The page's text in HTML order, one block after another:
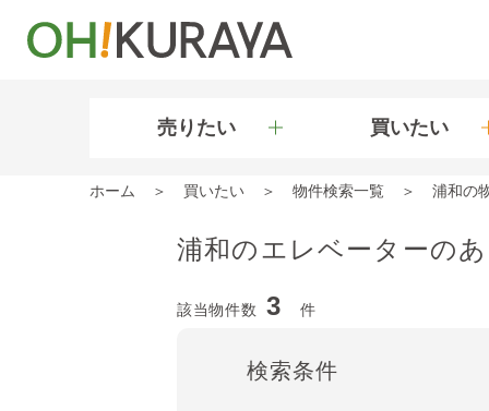
売りたい 買いたい
ホーム 買いたい 物件検索一覧 浦和の
浦和のエレベーターの
該当物件数 3 件
検索条件